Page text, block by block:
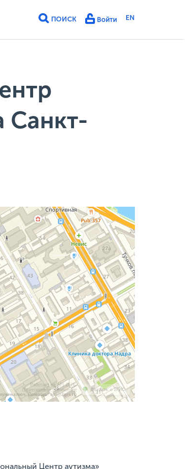
ПОИСК Войти EN
Санкт-
Работает на API 2ГИС
Лицензионное соглашение
ключ. Помощь: api@2gis.ru
Доехать с 2ГИС
Центр аутизма»